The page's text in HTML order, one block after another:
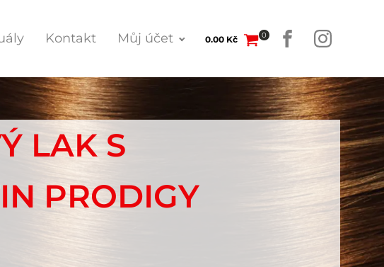
Kontakt Můj účet 0.00 Kč 0
LAK S
PRODIGY